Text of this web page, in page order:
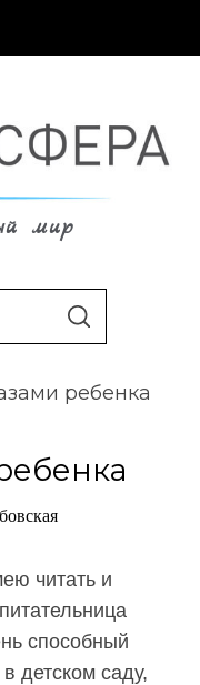
мир
S
C
H
ребенка
читать и
способный
детском саду,